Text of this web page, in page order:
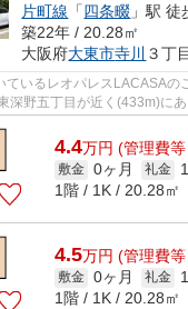
片町線 「四条畷 」駅 徒
築22年 / 20.28㎡
大阪府大東市寺川 ３丁目
ているレオパレスLACASAの
深野五丁目が近く(433m)にあ
て12分ほどで、...
4.4万円 (管理費
敷金 0ヶ月 礼金
1階 / 1K / 20.28㎡
4.5万円 (管理費
敷金 0ヶ月 礼金
1階 / 1K / 20.28㎡